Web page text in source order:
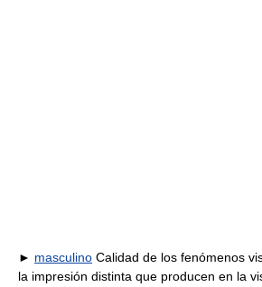
► masculino Calidad de los fenómenos
la impresión distinta que producen en la